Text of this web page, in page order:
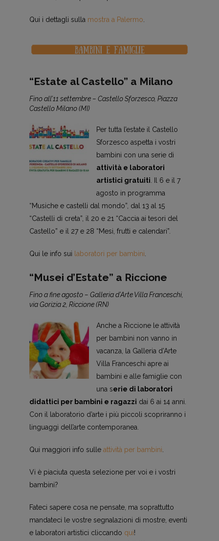
Qui i dettagli sulla mostra a Palermo
“Estate al Castello” a Milano
Fino all’11 settembre – Castello Sforzesco, Piazza
Castello Milano (MI)
Per tutta l’estate il Castello
Sforzesco aspetta i vostri
bambini con una serie di
attività e laboratori
artistici gratuiti . Il 6 e il 7
agosto in programma
“Musiche e castelli dal mondo”, dal 13 al 15
“Castelli di creta”, il 20 e 21 “Caccia ai tesori del
Castello” e il 27 e 28 “Mesi, frutti e calendari”.
Qui le info sui laboratori per bambini
“Musei d’Estate” a Riccione
Fino a fine agosto – Galleria d’Arte Villa Franceschi,
via Gorizia 2, Riccione (RN)
Anche a Riccione le attività
per bambini non vanno in
vacanza, la Galleria d’Arte
Villa Franceschi apre ai
bambini e alle famiglie con
una serie di laboratori
didattici per bambini e ragazzi dai 6 ai 14 anni.
Con il laboratorio d’arte i più piccoli scopriranno i
linguaggi dell’arte contemporanea.
Qui maggiori info sulle attività per bambini
Vi è piaciuta questa selezione per voi e i vostri
bambini?
Fateci sapere cosa ne pensate, ma soprattutto
mandateci le vostre segnalazioni di mostre, eventi
e laboratori artistici cliccando qui!